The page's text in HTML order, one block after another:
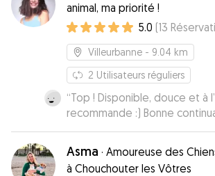
animal, ma priorité !
5.0 (13
Villeurbanne - 9.04 km
2 Utilisateurs réguliers
“Top ! Disponible, douce et à
recommande :) Bonne
Asma · Amoureuse des
à Chouchouter les Vôtres